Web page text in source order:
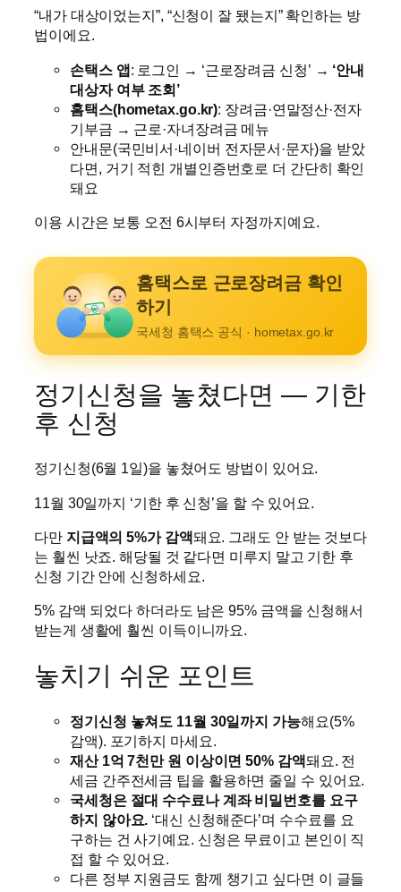
“내가 대상이었는지”, “신청이 잘 됐는지” 확인하는 방
법이에요.
손택스 앱: 로그인 → ‘근로장려금 신청’ → ‘안내
대상자 여부 조회’
홈택스(hometax.go.kr): 장려금·연말정산·전자
기부금 → 근로·자녀장려금 메뉴
안내문(국민비서·네이버 전자문서·문자)을 받았
다면, 거기 적힌 개별인증번호로 더 간단히 확인
돼요
이용 시간은 보통 오전 6시부터 자정까지예요.
₩
홈택스로 근로장려금 확인
하기
국세청 홈택스 공식 · hometax.go.kr
정기신청을 놓쳤다면 — 기한
후 신청
정기신청(6월 1일)을 놓쳤어도 방법이 있어요.
11월 30일까지 ‘기한 후 신청’을 할 수 있어요.
다만 지급액의 5%가 감액돼요. 그래도 안 받는 것보다
는 훨씬 낫죠. 해당될 것 같다면 미루지 말고 기한 후
신청 기간 안에 신청하세요.
5% 감액 되었다 하더라도 남은 95% 금액을 신청해서
받는게 생활에 훨씬 이득이니까요.
놓치기 쉬운 포인트
정기신청 놓쳐도 11월 30일까지 가능해요(5%
감액). 포기하지 마세요.
재산 1억 7천만 원 이상이면 50% 감액돼요. 전
세금 간주전세금 팁을 활용하면 줄일 수 있어요.
국세청은 절대 수수료나 계좌 비밀번호를 요구
하지 않아요. ‘대신 신청해준다’며 수수료를 요
구하는 건 사기예요. 신청은 무료이고 본인이 직
접 할 수 있어요.
다른 정부 지원금도 함께 챙기고 싶다면 이 글들